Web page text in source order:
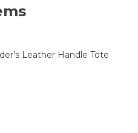
Leather Handle Tote